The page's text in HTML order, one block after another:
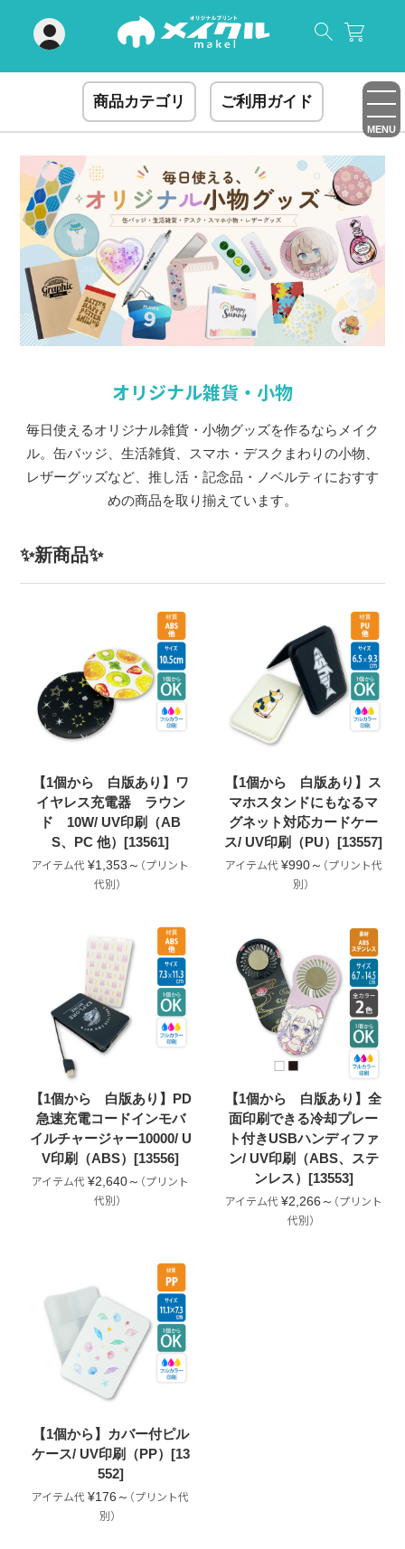
商品カテゴリ ご利用ガイド
MENU
オリジナル雑貨・小物
毎日使えるオリジナル雑貨・小物グッズを作るならメイク
ル。缶バッジ、生活雑貨、スマホ・デスクまわりの小物、
レザーグッズなど、推し活・記念品・ノベルティにおすす
めの商品を取り揃えています。
✨新商品✨
【1個から 白版あり】ワ
イヤレス充電器 ラウン
ド 10W/ UV印刷（AB
S、PC 他）[13561]
¥1,353～
【1個から 白版あり】ス
マホスタンドにもなるマ
グネット対応カードケー
ス/ UV印刷（PU）[13557]
¥990～
【1個から 白版あり】PD
急速充電コードインモバ
イルチャージャー10000/ U
V印刷（ABS）[13556]
¥2,640～
【1個から 白版あり】全
面印刷できる冷却プレー
ト付きUSBハンディファ
ン/ UV印刷（ABS、ステ
ンレス）[13553]
¥2,266～
【1個から】カバー付ピル
ケース/ UV印刷（PP）[13
552]
¥176～